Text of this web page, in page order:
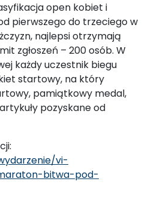
open kobiet i
pierwszego do trzeciego w
najlepsi otrzymają
zgłoszeń – 200 osób. W
każdy uczestnik biegu
startowy, na który
pamiątkowy medal,
pozyskane od
vi-
bitwa-pod-